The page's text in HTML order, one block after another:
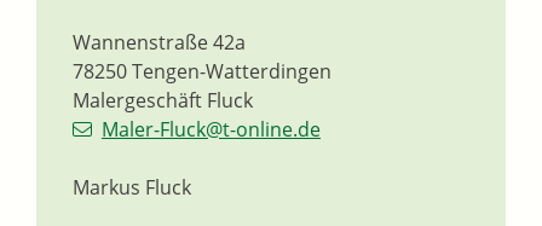
Malergeschäft Fluck
Wannenstraße 42a
78250Tengen-Watterdingen
Maler-Fluck@t-online.de
Markus Fluck